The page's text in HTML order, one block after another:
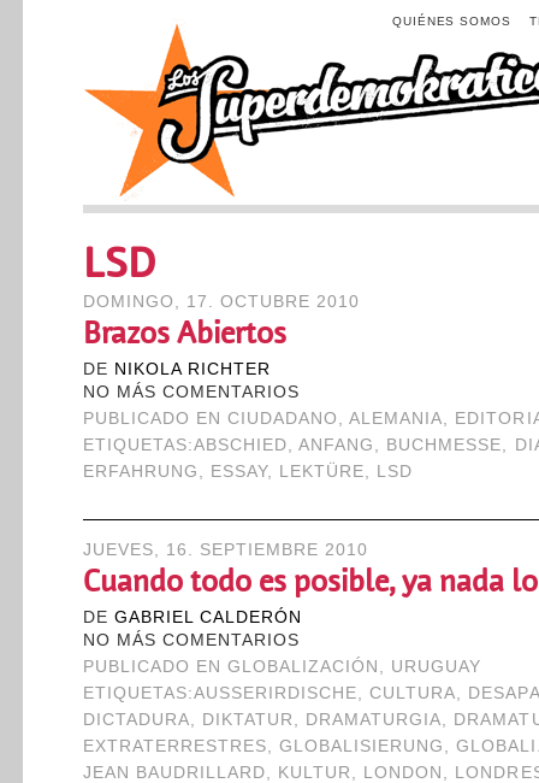
QUIÉNES SOMOS
LSD
DOMINGO, 17. OCTUBRE 2010
Brazos Abiertos
DE NIKOLA RICHTER
NO MÁS COMENTARIOS
PUBLICADO EN CIUDADANO ,ALEMANIA,
ETIQUETAS:ABSCHIED,ANFANG , BUCHMESSE,
ERFAHRUNG , ESSAY, LEKTÜRE, LSD
JUEVES, 16. SEPTIEMBRE 2010
Cuando todo es posible, ya nada
DE GABRIEL CALDERÓN
NO MÁS COMENTARIOS
PUBLICADO EN GLOBALIZACIÓN , URUGUAY
ETIQUETAS:AUSSERIRDISCHE ,CULTURA,
DICTADURA, DIKTATUR , DRAMATURGIA,
EXTRATERRESTRES, GLOBALISIERUNG ,
JEAN BAUDRILLARD, KULTUR , LONDON ,